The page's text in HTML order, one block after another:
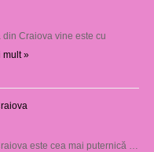
Craiova vine este cu
mult »
este cea mai puternică …